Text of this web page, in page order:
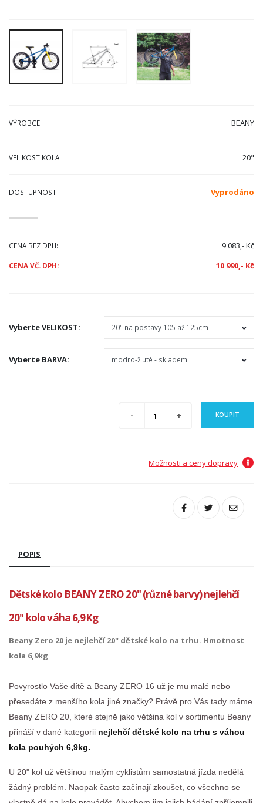
VÝROBCE BEANY
VELIKOST KOLA 20"
DOSTUPNOST Vyprodáno
CENA BEZ DPH: 9 083,- Kč
CENA VČ. DPH: 10 990,- Kč
VyberteVELIKOST:
Vyberte BARVA:
KOUPIT
Možnosti a ceny dopravy
POPIS
Dětské kolo BEANY ZERO 20" (různé barvy) nejlehčí
20" kolo váha 6,9Kg
Beany Zero 20 je nejlehčí 20" dětské kolo na trhu. Hmotnost
kola 6,9kg
Povyrostlo Vaše dítě a Beany ZERO 16 už je mu malé nebo
přesedáte z menšího kola jiné značky? Právě pro Vás tady máme
Beany ZERO 20, které stejně jako většina kol v sortimentu Beany
přináší v dané kategorii nejlehčí dětské kolo na trhu s váhou
kola pouhých 6,9kg.
U 20" kol už většinou malým cyklistům samostatná jízda nedělá
žádný problém. Naopak často začínají zkoušet, co všechno se